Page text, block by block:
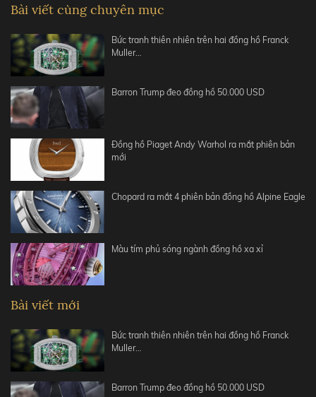
Bài viết cùng chuyên mục
Bức tranh thiên nhiên trên hai đồng hồ Franck
Muller…
Barron Trump đeo đồng hồ 50.000 USD
Đồng hồ Piaget Andy Warhol ra mắt phiên bản
mới
Chopard ra mắt 4 phiên bản đồng hồ Alpine Eagle
Màu tím phủ sóng ngành đồng hồ xa xỉ
Bài viết mới
Bức tranh thiên nhiên trên hai đồng hồ Franck
Muller…
Barron Trump đeo đồng hồ 50.000 USD